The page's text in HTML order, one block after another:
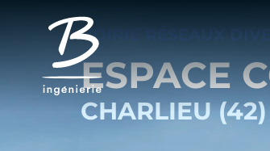
VOIRIE RÉSEAUX
ESPACE
CHARLIEU (42)